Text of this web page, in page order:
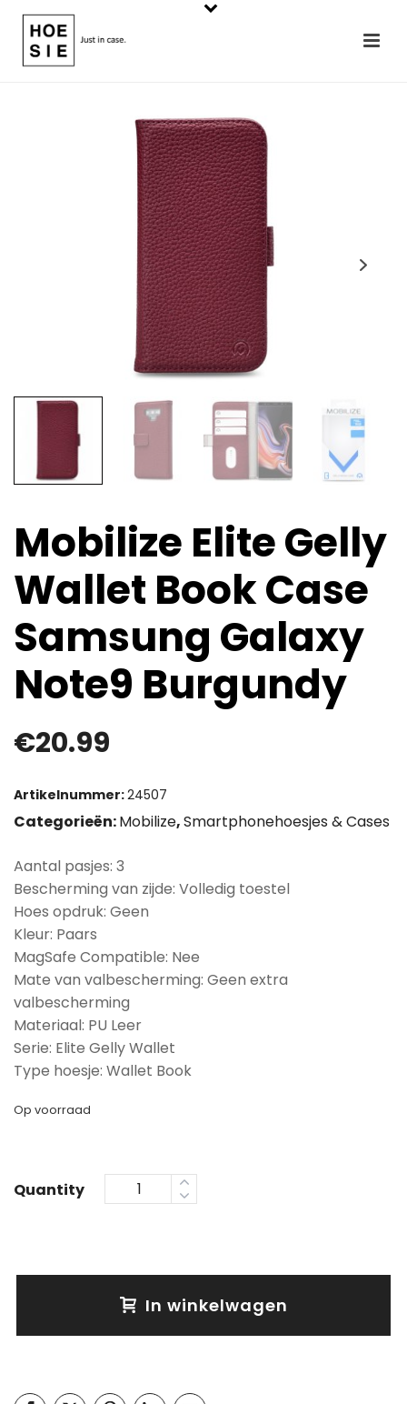
Mobilize Elite Gelly
Wallet Book Case
Samsung Galaxy
Note9 Burgundy
€20.99
Artikelnummer:24507
Categorieën:Mobilize,Smartphonehoesjes & Cases
Aantal pasjes: 3
Bescherming van zijde: Volledig toestel
Hoes opdruk: Geen
Kleur: Paars
MagSafe Compatible: Nee
Mate van valbescherming: Geen extra
valbescherming
Materiaal: PU Leer
Serie: Elite Gelly Wallet
Type hoesje: Wallet Book
Op voorraad
Quantity
In winkelwagen